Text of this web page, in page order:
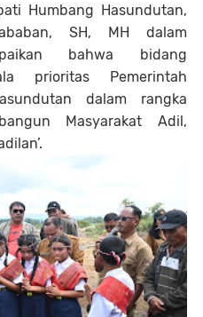
Humbang Hasundutan,
SH, MH dalam
bahwa bidang
prioritas Pemerintah
dalam rangka
Masyarakat Adil,